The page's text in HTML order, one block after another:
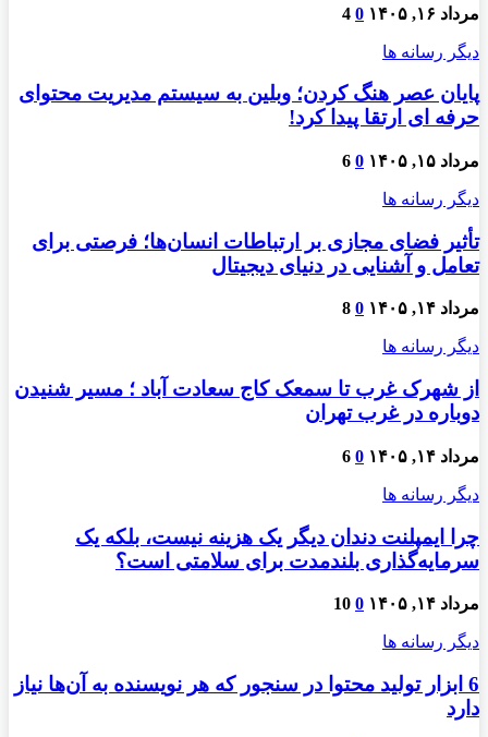
مرداد ۱۶, ۱۴۰۵ 0
4
دیگر رسانه ها
پایان عصر هنگ کردن؛ وبلین به سیستم مدیریت محتوای
حرفه ای ارتقا پیدا کرد!
مرداد ۱۵, ۱۴۰۵ 0
6
دیگر رسانه ها
تأثیر فضای مجازی بر ارتباطات انسان‌ها؛ فرصتی برای
تعامل و آشنایی در دنیای دیجیتال
مرداد ۱۴, ۱۴۰۵ 0
8
دیگر رسانه ها
از شهرک غرب تا سمعک کاج سعادت آباد ؛ مسیر شنیدن
دوباره در غرب تهران
مرداد ۱۴, ۱۴۰۵ 0
6
دیگر رسانه ها
چرا ایمپلنت دندان دیگر یک هزینه نیست، بلکه یک
سرمایه‌گذاری بلندمدت برای سلامتی است؟
مرداد ۱۴, ۱۴۰۵ 0
10
دیگر رسانه ها
6 ابزار تولید محتوا در سنجور که هر نویسنده به آن‌ها نیاز
دارد